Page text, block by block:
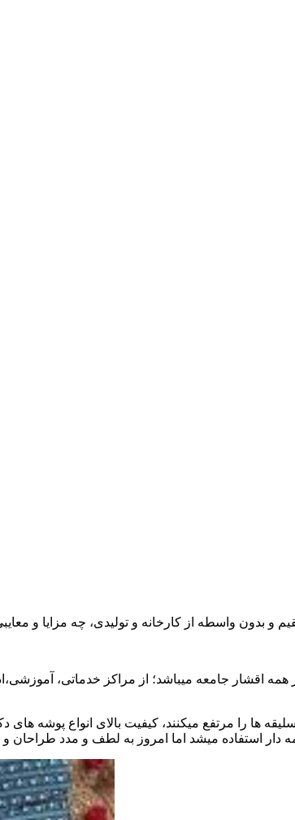
بدون واسطه از کارخانه و تولیدی، چه مزایا و
همه اقشار جامعه میباشد؛ از مراکز خدماتی،
ها را مرتفع میکنند، کیفیت بالای انواع پوشه